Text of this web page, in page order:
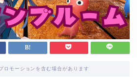
ロモーションを含む場合があります